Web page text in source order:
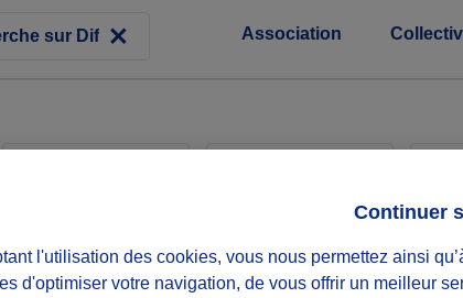
Association
l'utilisation des cookies, vous nous permettez ainsi
d'optimiser votre navigation, de vous offrir un meilleur
Continuer